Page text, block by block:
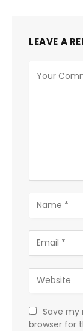
LEAVE A
Save my
browser for